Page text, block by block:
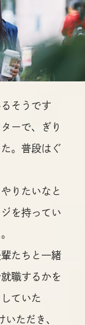
そうです
ーで、ぎり
。普段はぐ
りたいなと
を持ってい
たちと一緒
職するかを
ていた
ただき、